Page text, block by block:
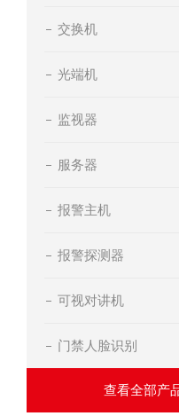
交换机
光端机
监视器
服务器
报警主机
报警探测器
可视对讲机
门禁人脸识别
查看全部产